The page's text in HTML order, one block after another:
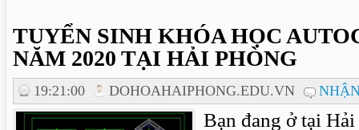
TUYỂN SINH KHÓA HỌC
NĂM 2020 TẠI HẢI PHÒNG
19:21:00 DOHOAHAIPHONG.EDU.VN
Bạn đang ở tại